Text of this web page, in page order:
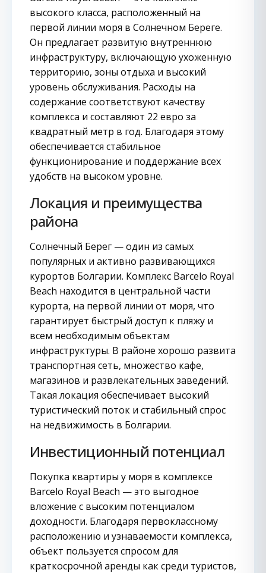
высокого класса, расположенный на
первой линии моря в Солнечном Береге.
Он предлагает развитую внутреннюю
инфраструктуру, включающую ухоженную
территорию, зоны отдыха и высокий
уровень обслуживания. Расходы на
содержание соответствуют качеству
комплекса и составляют 22 евро за
квадратный метр в год. Благодаря этому
обеспечивается стабильное
функционирование и поддержание всех
удобств на высоком уровне.
Локация и преимущества
района
Солнечный Берег — один из самых
популярных и активно развивающихся
курортов Болгарии. Комплекс Barcelo Royal
Beach находится в центральной части
курорта, на первой линии от моря, что
гарантирует быстрый доступ к пляжу и
всем необходимым объектам
инфраструктуры. В районе хорошо развита
транспортная сеть, множество кафе,
магазинов и развлекательных заведений.
Такая локация обеспечивает высокий
туристический поток и стабильный спрос
на недвижимость в Болгарии.
Инвестиционный потенциал
Покупка квартиры у моря в комплексе
Barcelo Royal Beach — это выгодное
вложение с высоким потенциалом
доходности. Благодаря первоклассному
расположению и узнаваемости комплекса,
объект пользуется спросом для
краткосрочной аренды как среди туристов,